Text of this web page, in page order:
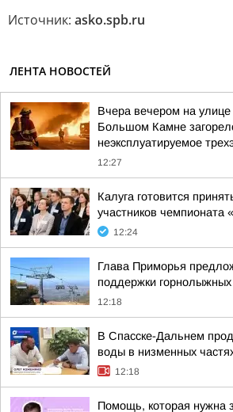
Источник: asko.spb.ru
ЛЕНТА НОВОСТЕЙ
Вчера вечером на улице
Большом Камне
неэксплуатируемое
12:27
Калуга готовится
участников
12:24
Глава Приморья
поддержки горнолыжных
12:18
В Спасске-Дальнем
воды в низменных
12:18
Помощь, которая нужна